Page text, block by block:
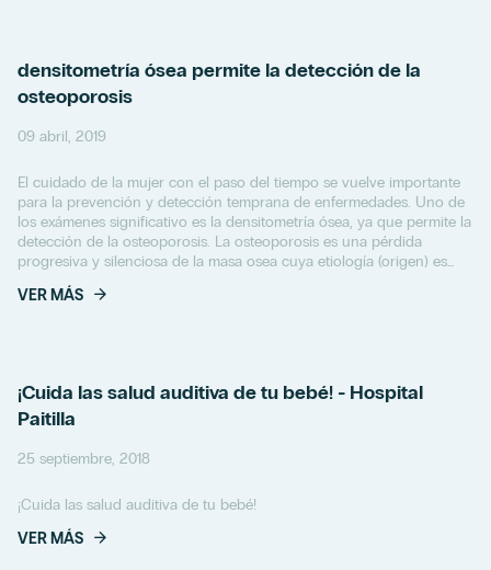
densitometría ósea permite la detección de la
osteoporosis
09 abril, 2019
El cuidado de la mujer con el paso del tiempo se vuelve importante
para la prevención y detección temprana de enfermedades. Uno de
los exámenes significativo es la densitometría ósea, ya que permite la
detección de la osteoporosis. La osteoporosis es una pérdida
progresiva y silenciosa de la masa osea cuya etiología (origen) es
multifactorial....
VER MÁS
¡Cuida las salud auditiva de tu bebé! - Hospital
Paitilla
25 septiembre, 2018
¡Cuida las salud auditiva de tu bebé!
VER MÁS